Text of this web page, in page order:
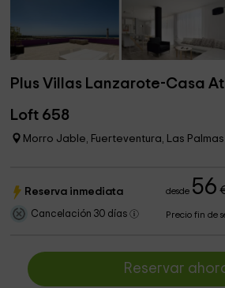
Plus Villas Lanzarote-Casa
Loft 658
Morro Jable, Fuerteventura, Las Palmas
Reserva inmediata desde 56
Cancelación 30 días Precio fin de
Reservar